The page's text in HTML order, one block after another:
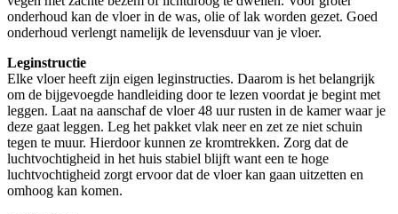
onderhoud kan de vloer in de was, olie of lak worden gezet. Goed
onderhoud verlengt namelijk de levensduur van je vloer.
Leginstructie
Elke vloer heeft zijn eigen leginstructies. Daarom is het belangrijk
om de bijgevoegde handleiding door te lezen voordat je begint met
leggen. Laat na aanschaf de vloer 48 uur rusten in de kamer waar je
deze gaat leggen. Leg het pakket vlak neer en zet ze niet schuin
tegen te muur. Hierdoor kunnen ze kromtrekken. Zorg dat de
luchtvochtigheid in het huis stabiel blijft want een te hoge
luchtvochtigheid zorgt ervoor dat de vloer kan gaan uitzetten en
omhoog kan komen.